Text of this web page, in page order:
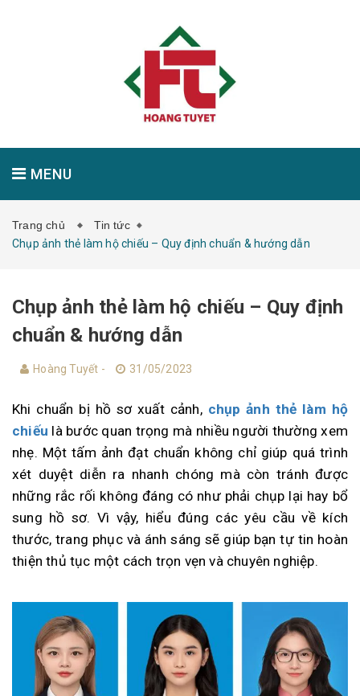
MENU
GIỚI THIỆU SẢN PHẨM TIN TỨC
LIÊN HỆ
Trang chủ
Tin tức
Chụp ảnh thẻ làm hộ chiếu – Quy định chuẩn & hướng dẫn
Chụp ảnh thẻ làm hộ chiếu – Quy định
chuẩn & hướng dẫn
Hoàng Tuyết - 31/05/2023
Khi chuẩn bị hồ sơ xuất cảnh, chụp ảnh thẻ làm hộ
chiếu là bước quan trọng mà nhiều người thường xem
nhẹ. Một tấm ảnh đạt chuẩn không chỉ giúp quá trình
xét duyệt diễn ra nhanh chóng mà còn tránh được
những rắc rối không đáng có như phải chụp lại hay bổ
sung hồ sơ. Vì vậy, hiểu đúng các yêu cầu về kích
thước, trang phục và ánh sáng sẽ giúp bạn tự tin hoàn
thiện thủ tục một cách trọn vẹn và chuyên nghiệp.